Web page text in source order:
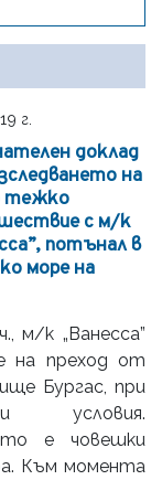
г.
доклад
на
тежко
с м/к
потънал в
море на
м/к „Ванесса”
на преход от
Бургас, при
условия.
е човешки
Към момента